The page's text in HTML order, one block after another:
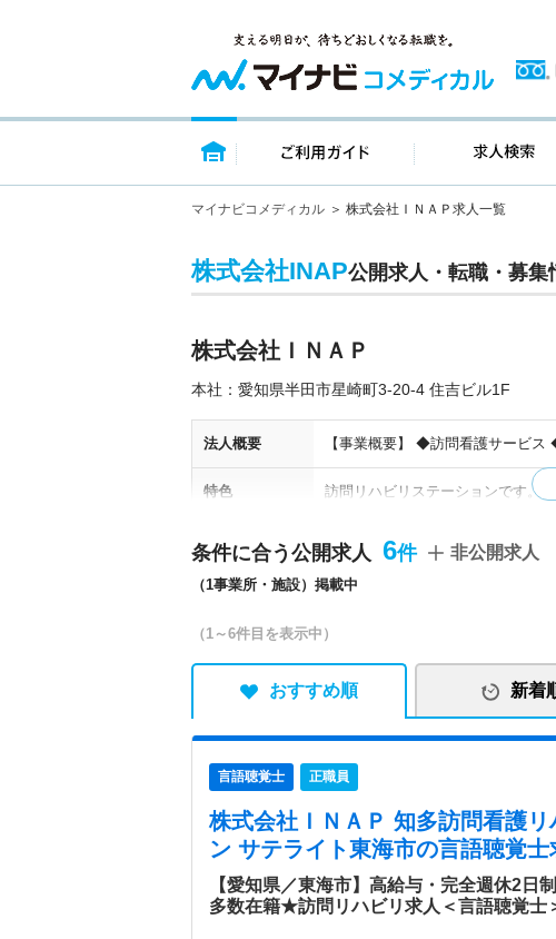
トップページ ご利用ガイド
マイナビコメディカル 株式会社ＩＮＡＰ求人一覧
株式会社INAP公開求人・転職・募集
株式会社ＩＮＡＰ
本社：愛知県半田市星崎町3-20-4 住吉ビル1F
法人概要 【事業概要】 ◆訪問看護サービ
特色
訪問リハビリステーションです。
立ち上げられたステーションです
アで訪問看護は発達しているもの
貢献したいという思いから半田市
条件に合う公開求人 6
（1事業所・施設）掲載中
非公開求人
（1～6件目を表示中）
おすすめ順 新着
言語聴覚士 正職員
株式会社ＩＮＡＰ 知多訪問看護リ
ン サテライト東海市の言語聴覚
【愛知県／東海市】高給与・完全週休2日
多数在籍★訪問リハビリ求人＜言語聴覚士